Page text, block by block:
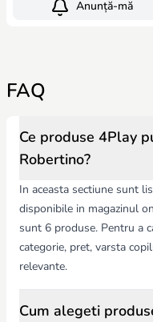
Anunță-mă
FAQ
Ce produse 4Play
Robertino?
In aceasta sectiune sunt
disponibile in magazinul
sunt 6 produse. Pentru a
categorie, pret, varsta
relevante.
Cum alegeti